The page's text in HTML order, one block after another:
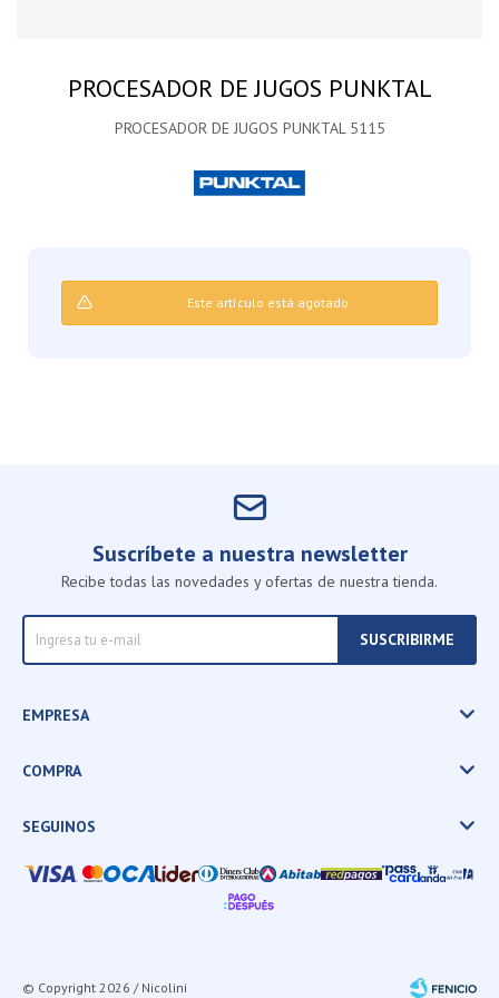
PROCESADOR DE JUGOS PUNKTAL
PROCESADOR DE JUGOS PUNKTAL 5115
Este artículo está agotado.
Suscríbete a nuestra newsletter
Recibe todas las novedades y ofertas de nuestra tienda.
SUSCRIBIRME
EMPRESA
COMPRA
SEGUINOS
© Copyright 2026 / Nicolini